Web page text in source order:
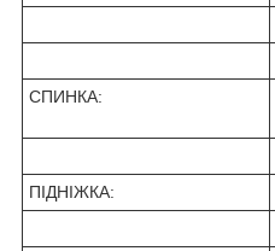
СПИНКА:
ПІДНІЖКА: